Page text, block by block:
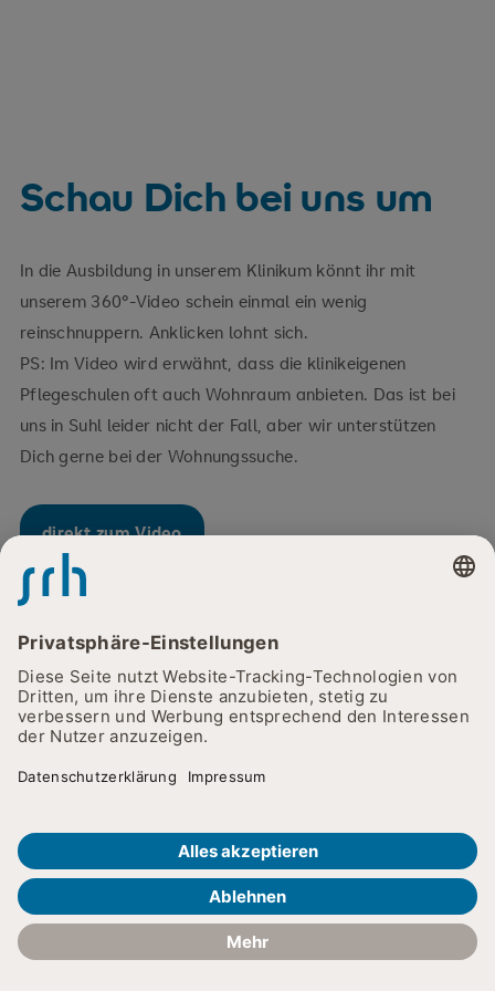
Schau Dich bei uns um
In die Ausbildung in unserem Klinikum könnt ihr mit
unserem 360°-Video schein einmal ein wenig
reinschnuppern. Anklicken lohnt sich.
PS: Im Video wird erwähnt, dass die klinikeigenen
Pflegeschulen oft auch Wohnraum anbieten. Das ist bei
uns in Suhl leider nicht der Fall, aber wir unterstützen
Dich gerne bei der Wohnungssuche.
direkt zum Video
EINJÄHRIGE AUSBILDUNG
Krankenpflegehelfer/in
diese Ausbildung ein guter Einstieg in den sicheren
Pflegeberuf. Als Krankenpflegehelfer:in übernimmst Du
nach der einjährigen Ausbildung vor allem Tätigkeiten, die
unsere examinierten Schwestern entlasten – etwa